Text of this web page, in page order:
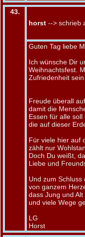
43.
horst --> schrieb
Guten Tag liebe
Ich wünsche Dir
Weihnachtsfest.
Zufriedenheit sein.
Freude überall
damit die
Essen für alle soll
die auf dieser
Für viele hier auf
zählt nur
Doch Du weißt,
Liebe und
Und zum Schluss
von ganzem
dass Jung und
und viele Wege
LG
Horst